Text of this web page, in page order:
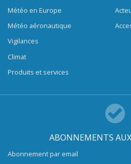
Météo en Europe
Météo aéronautique
Vigilances
Climat
Produits et services
ABONNEMENTS
Abonnement par email